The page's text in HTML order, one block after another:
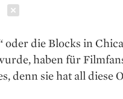
die Blocks in
haben für
denn sie hat all diese